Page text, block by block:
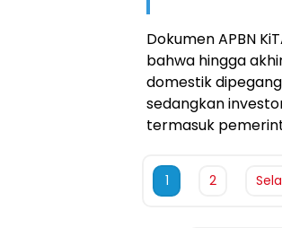
Dokumen APBN
bahwa hingga
domestik
sedangkan
termasuk
1 2